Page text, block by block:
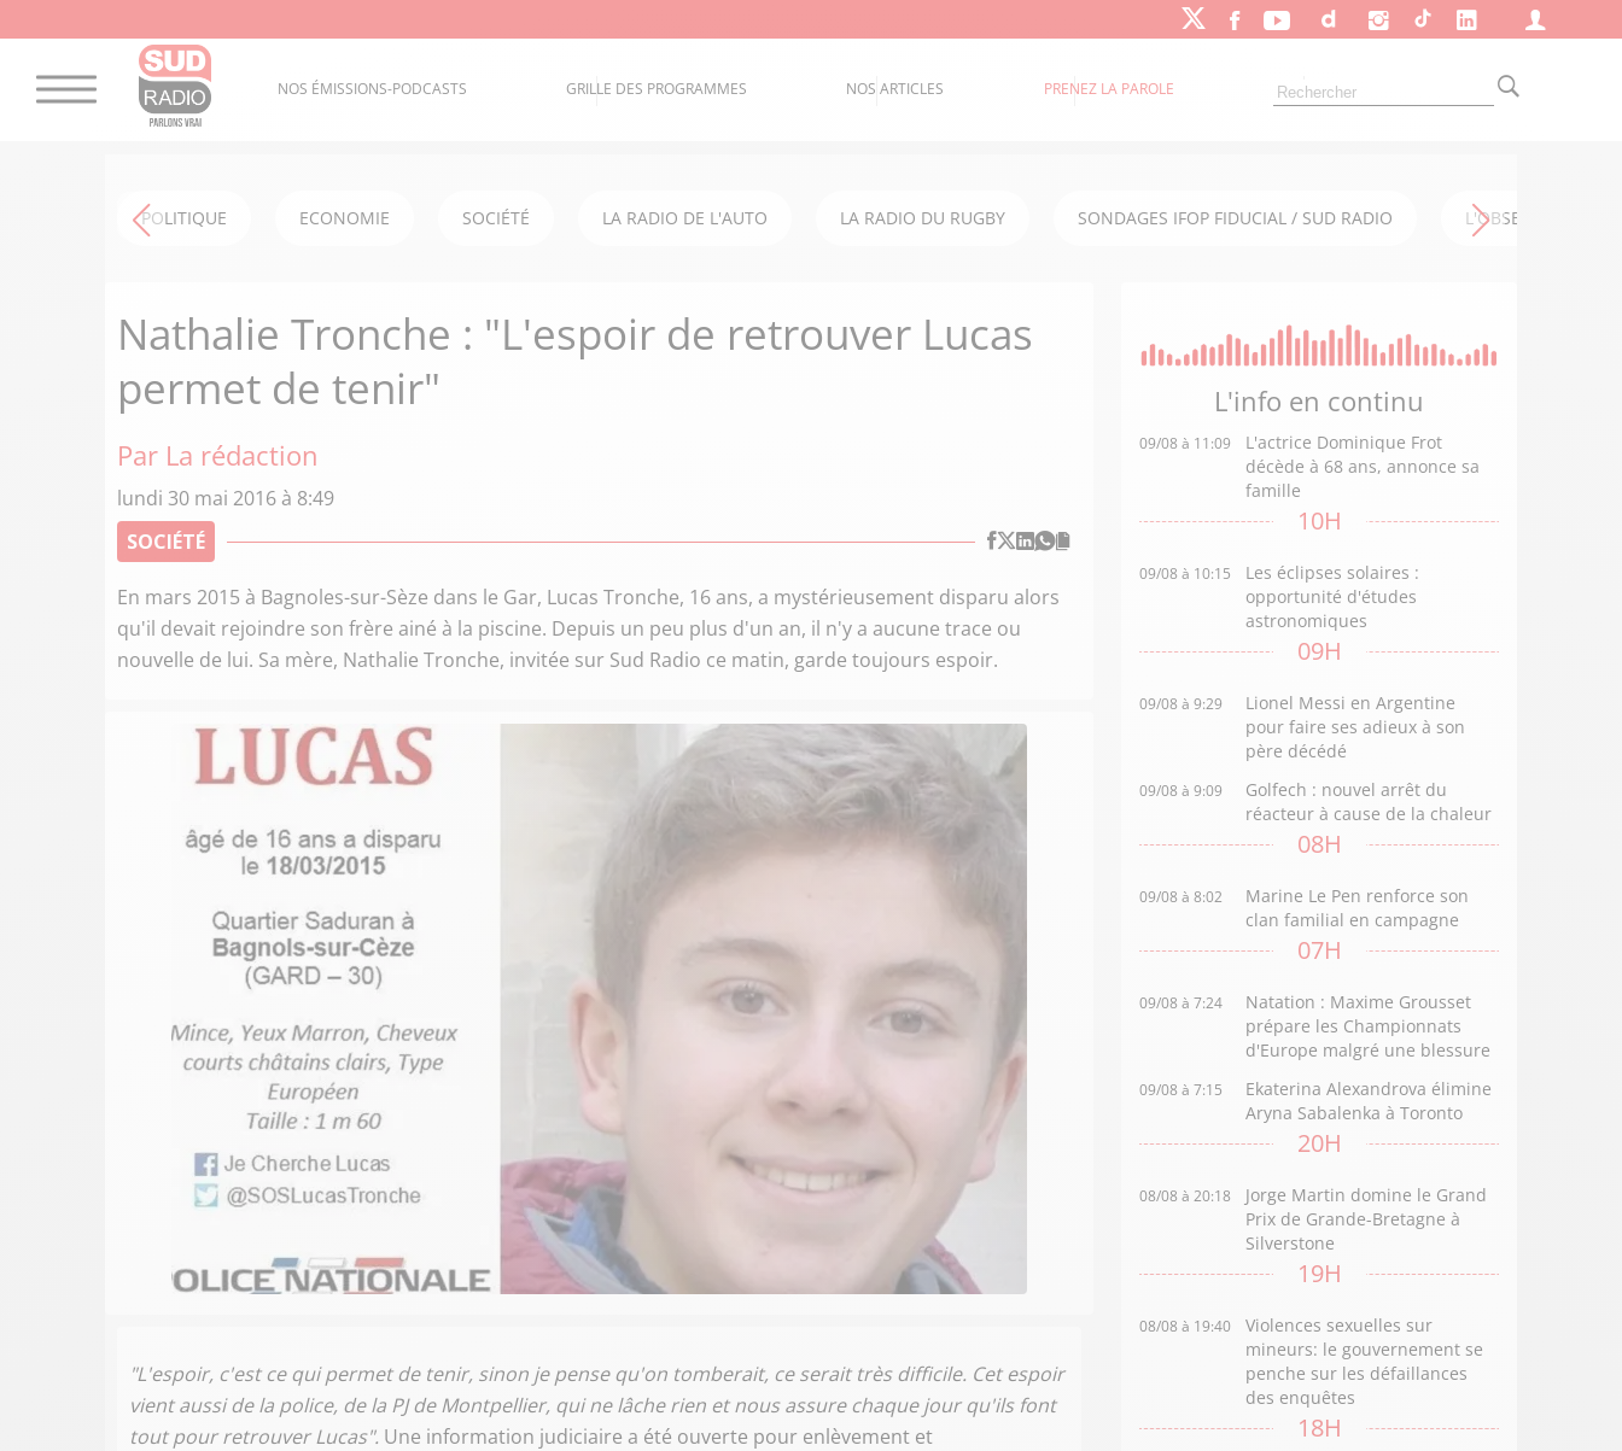
NOS ÉMISSIONS-PODCASTS GRILLE DES PROGRAMMES NOS ARTICLES PRENEZ LA PAROLE
POLITIQUE ECONOMIE SOCIÉTÉ LA RADIO DE L'AUTO LA RADIO DU RUGBY SONDAGES IFOP FIDUCIAL / SUD RADIO L'OBSERVATOIRE
Nathalie Tronche : "L'espoir de retrouver Lucas
permet de tenir"
Par La rédaction
lundi 30 mai 2016 à 8:49
SOCIÉTÉ
En mars 2015 à Bagnoles-sur-Sèze dans le Gar, Lucas Tronche, 16 ans, a mystérieusement disparu alors
qu'il devait rejoindre son frère ainé à la piscine. Depuis un peu plus d'un an, il n'y a aucune trace ou
nouvelle de lui. Sa mère, Nathalie Tronche, invitée sur Sud Radio ce matin, garde toujours espoir.
"L'espoir, c'est ce qui permet de tenir, sinon je pense qu'on tomberait, ce serait très difficile. Cet espoir
vient aussi de la police, de la PJ de Montpellier, qui ne lâche rien et nous assure chaque jour qu'ils font
tout pour retrouver Lucas". Une information judiciaire a été ouverte pour enlèvement et
L'info en continu
09/08 à 11:09
L'actrice Dominique Frot
décède à 68 ans, annonce sa
famille
10H
09/08 à 10:15
Les éclipses solaires :
opportunité d'études
astronomiques
09H
09/08 à 9:29
Lionel Messi en Argentine
pour faire ses adieux à son
père décédé
09/08 à 9:09
Golfech : nouvel arrêt du
réacteur à cause de la chaleur
08H
09/08 à 8:02
Marine Le Pen renforce son
clan familial en campagne
07H
09/08 à 7:24
Natation : Maxime Grousset
prépare les Championnats
d'Europe malgré une blessure
09/08 à 7:15
Ekaterina Alexandrova élimine
Aryna Sabalenka à Toronto
20H
08/08 à 20:18
Jorge Martin domine le Grand
Prix de Grande-Bretagne à
Silverstone
19H
08/08 à 19:40
Violences sexuelles sur
mineurs: le gouvernement se
penche sur les défaillances
des enquêtes
18H